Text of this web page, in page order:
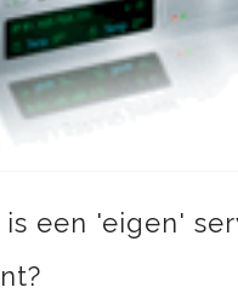
is een 'eigen'